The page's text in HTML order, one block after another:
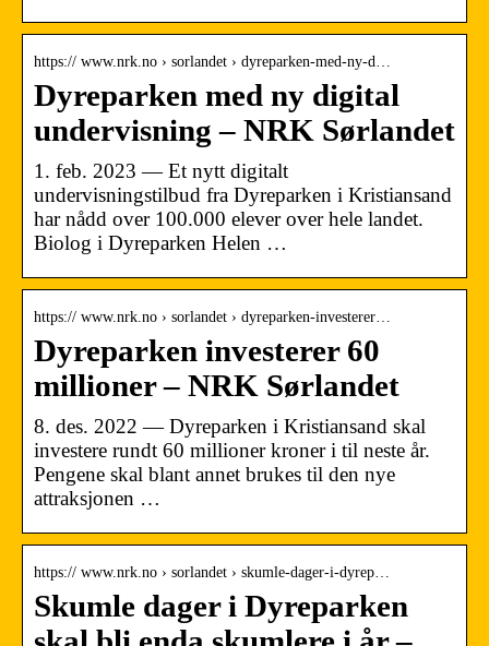
https:// www.nrk.no › sorlandet › dyreparken-med-ny-d…
Dyreparken med ny digital
undervisning – NRK Sørlandet
1. feb. 2023 — Et nytt digitalt
undervisningstilbud fra Dyreparken i Kristiansand
har nådd over 100.000 elever over hele landet.
Biolog i Dyreparken Helen …
https:// www.nrk.no › sorlandet › dyreparken-investerer…
Dyreparken investerer 60
millioner – NRK Sørlandet
8. des. 2022 — Dyreparken i Kristiansand skal
investere rundt 60 millioner kroner i til neste år.
Pengene skal blant annet brukes til den nye
attraksjonen …
https:// www.nrk.no › sorlandet › skumle-dager-i-dyrep…
Skumle dager i Dyreparken